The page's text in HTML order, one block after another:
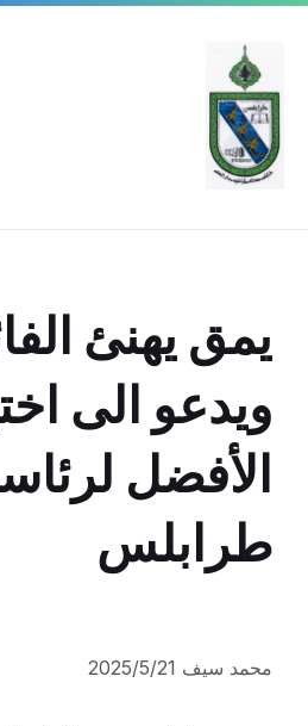
Skip
content
Skip
navigation
Skip
يمق يهنئ
ويدعو الى
الأفضل
طرابلس
محمد سيف 2025/5/21